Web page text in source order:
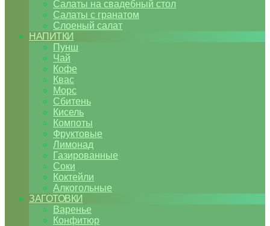
Салаты на свадебный стол
Салаты с гранатом
Слоеный салат
НАПИТКИ
Пунш
Чай
Кофе
Квас
Морс
Сбитень
Кисель
Компоты
Фруктовые
Лимонад
Газированные
Соки
Коктейли
Алкогольные
ЗАГОТОВКИ
Варенье
Конфитюр